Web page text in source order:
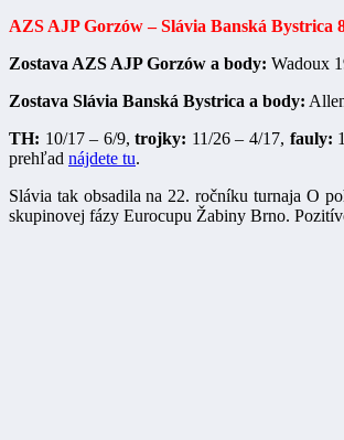
AZS AJP Gorzów – Slávia Banská Bystrica
Zostava AZS AJP Gorzów a body: Wadoux
Zostava Slávia Banská Bystrica a body:
TH: 10/17 – 6/9,trojky: 11/26 – 4/17, fauly:
prehľad nájdete tu.
Slávia tak obsadila na 22. ročníku turnaja O
skupinovej fázy Eurocupu Žabiny Brno.